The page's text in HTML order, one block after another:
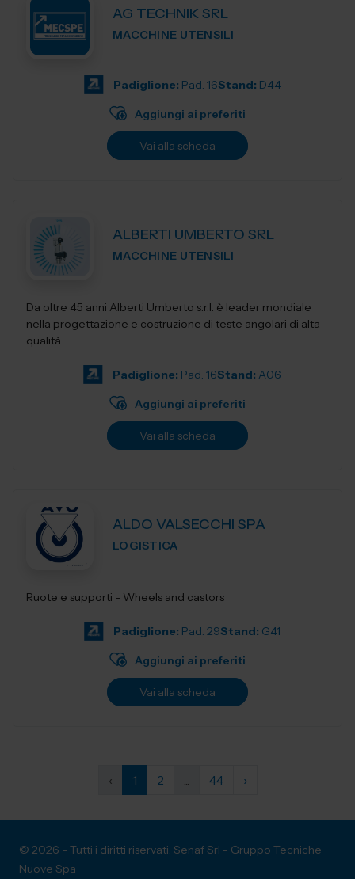
AG TECHNIK SRL
MACCHINE UTENSILI
Padiglione: Pad. 16Stand: D44
Aggiungi ai preferiti
Vai alla scheda
ALBERTI UMBERTO SRL
MACCHINE UTENSILI
Da oltre 45 anni Alberti Umberto s.r.l. è leader mondiale
nella progettazione e costruzione di teste angolari di alta
qualità
Padiglione: Pad. 16Stand: A06
Aggiungi ai preferiti
Vai alla scheda
ALDO VALSECCHI SPA
LOGISTICA
Ruote e supporti - Wheels and castors
Padiglione: Pad. 29Stand: G41
Aggiungi ai preferiti
Vai alla scheda
‹ 1 2 ... 44 ›
© 2026 - Tutti i diritti riservati. Senaf Srl - Gruppo Tecniche
Nuove Spa